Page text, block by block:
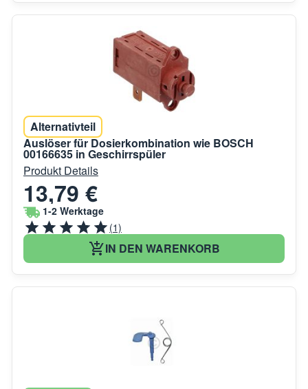
Alternativteil
Auslöser für Dosierkombination wie BOSCH
00166635 in Geschirrspüler
Produkt Details
13,79 €
1-2 Werktage
(1)
IN DEN WARENKORB